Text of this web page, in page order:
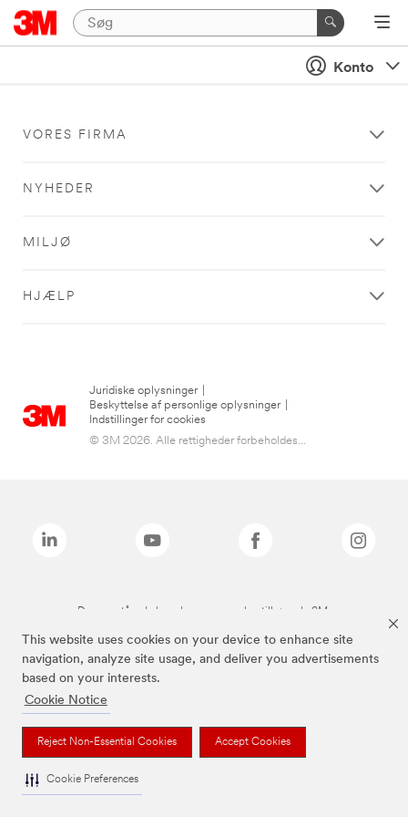
This website uses cookies on your device to enhance site
navigation, analyze site usage, and deliver you advertisements
based on your interests.
Cookie Notice
Reject Non-Essential Cookies Accept Cookies
Cookie Preferences
Konto
VORES FIRMA
NYHEDER
MILJØ
HJÆLP
Juridiske oplysninger
Beskyttelse af personlige oplysninger
Indstillinger for cookies
© 3M 2026. Alle rettigheder forbeholdes...
De ovenstående brands er varemærker tilhørende 3M.